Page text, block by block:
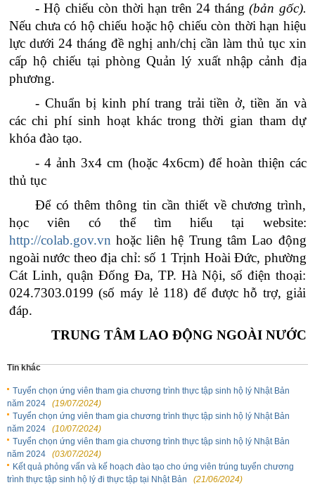
- Hộ chiếu còn thời hạn trên 24 tháng(bản gốc).
Nếu chưa có hộ chiếu hoặc hộ chiếu còn thời hạn hiệu
lực dưới 24 tháng đề nghị anh/chị cần làm thủ tục xin
cấp hộ chiếu tại phòng Quản lý xuất nhập cảnh địa
phương.
- Chuẩn bị kinh phí trang trải tiền ở, tiền ăn và
các chi phí sinh hoạt khác trong thời gian tham dự
khóa đào tạo.
- 4 ảnh 3x4 cm (hoặc 4x6cm) để hoàn thiện các
thủ tục
Để có thêm thông tin cần thiết về chương trình,
học viên có thể tìm hiểu tại website:
http://colab.gov.vn hoặc liên hệ Trung tâm Lao động
ngoài nước theo địa chỉ: số 1 Trịnh Hoài Đức, phường
Cát Linh, quận Đống Đa, TP. Hà Nội, số điện thoại:
024.7303.0199 (số máy lẻ 118) để được hỗ trợ, giải
đáp.
TRUNG TÂM LAO ĐỘNG NGOÀI NƯỚC
Tin khác
Tuyển chọn ứng viên tham gia chương trình thực tập sinh hộ lý Nhật Bản
năm 2024
(19/07/2024)
Tuyển chọn ứng viên tham gia chương trình thực tập sinh hộ lý Nhật Bản
năm 2024
(10/07/2024)
Tuyển chọn ứng viên tham gia chương trình thực tập sinh hộ lý Nhật Bản
năm 2024
(03/07/2024)
Kết quả phỏng vấn và kế hoạch đào tạo cho ứng viên trúng tuyển chương
trình thực tập sinh hộ lý đi thực tập tại Nhật Bản
(21/06/2024)